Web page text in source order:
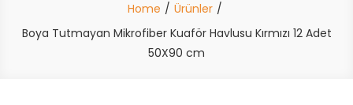
Home
Ürünler
Boya Tutmayan Mikrofiber Kuaför Havlusu Kırmızı 12 Adet
50X90 cm